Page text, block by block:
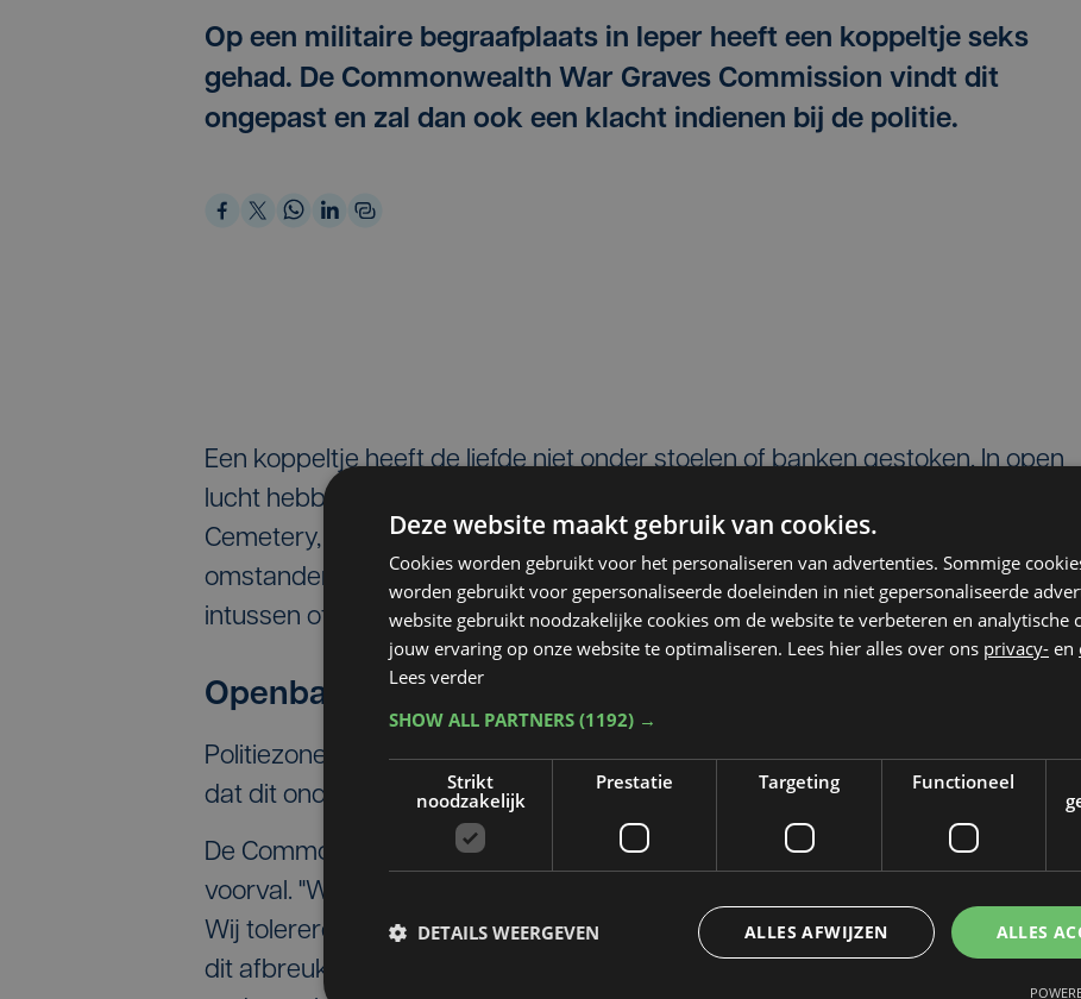
Op een militaire begraafplaats in Ieper heeft een koppeltje seks
gehad. De Commonwealth War Graves Commission vindt dit
ongepast en zal dan ook een klacht indienen bij de politie.
Een koppeltje heeft de liefde niet onder stoelen of banken gestoken. In open
lucht hebben de twee geslachtsgemeenschap gehad op de Ramparts
Cemetery, een militaire begraafplaats aan de Rijselpoort in Ieper. Een
omstander filmde alles en plaatste het op sociale media. Dat filmpje is
intussen offline gehaald.
Openbare zedenschennis
Politiezone Arro Ieper zegt dat het zelf het filmpje niet in handen heeft, maar
dat dit onder openbare zedenschennis valt.
De Commonwealth War Graves Commission reageert geschokt op het
voorval. "Wij zijn geschokt door de berichten over dit beschamende gedrag.
Wij tolereren geen ongepast gedrag op onze sites en zullen niet toestaan dat
dit afbreuk doet aan onze herdenking van de oorlogsslachtoffers. Wij
Deze website maakt gebruik van cookies.
Cookies worden gebruikt voor het personaliseren van advertenties. Sommige
worden gebruikt voor gepersonaliseerde doeleinden in niet gepersonaliseerde
website gebruikt noodzakelijke cookies om de website te verbeteren en analytische
jouw ervaring op onze website te optimaliseren. Lees hier alles over ons privacy- en
Lees verder
SHOW ALL PARTNERS (1192) →
Strikt
noodzakelijk
Prestatie Targeting Functioneel
ALLES
ALLES AFWIJZEN
DETAILS WEERGEVEN